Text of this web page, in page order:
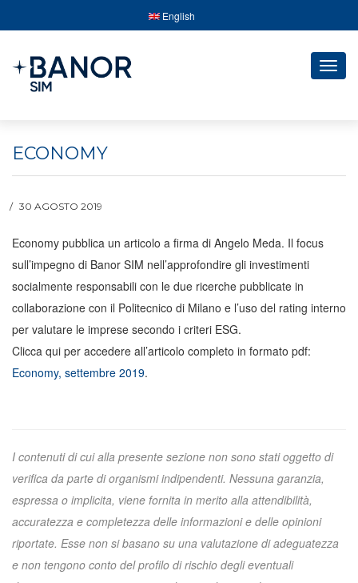
English
ECONOMY
30 AGOSTO 2019
Economy pubblica un articolo a firma di Angelo Meda. Il focus
sull’impegno di Banor SIM nell’approfondire gli investimenti
socialmente responsabili con le due ricerche pubblicate in
collaborazione con il Politecnico di Milano e l’uso del rating interno
per valutare le imprese secondo i criteri ESG.
Clicca qui per accedere all’articolo completo in formato pdf:
Economy, settembre 2019.
I contenuti di cui alla presente sezione non sono stati oggetto di
verifica da parte di organismi indipendenti. Nessuna garanzia,
espressa o implicita, viene fornita in merito alla attendibilità,
accuratezza e completezza delle informazioni e delle opinioni
riportate. Esse non si basano su una valutazione di adeguatezza
e non tengono conto del profilo di rischio degli eventuali